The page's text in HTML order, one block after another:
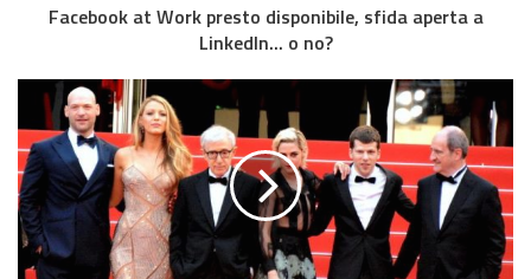
Facebook at Work presto disponibile, sfida aperta a
LinkedIn... o no?